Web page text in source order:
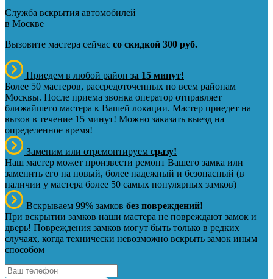
Служба вскрытия автомобилей
в Москве
Вызовите мастера сейчас со скидкой 300 руб.
Приедем в любой район за 15 минут!
Более 50 мастеров, рассредоточенных по всем районам
Москвы. После приема звонка оператор отправляет
ближайшего мастера к Вашей локации. Мастер приедет на
вызов в течение 15 минут! Можно заказать выезд на
определенное время!
Заменим или отремонтируем сразу!
Наш мастер может произвести ремонт Вашего замка или
заменить его на новый, более надежный и безопасный (в
наличии у мастера более 50 самых популярных замков)
Вскрываем 99% замков без повреждений!
При вскрытии замков наши мастера не повреждают замок и
дверь! Повреждения замков могут быть только в редких
случаях, когда технически невозможно вскрыть замок иным
способом